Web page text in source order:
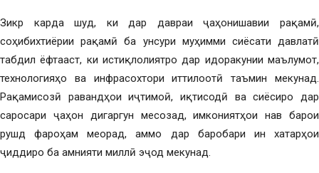
Зикр карда шуд, ки дар давраи ҷаҳонишавии рақамӣ,
соҳибихтиёрии рақамӣ ба унсури муҳимми сиёсати давлатӣ
табдил ёфтааст, ки истиқлолиятро дар идоракунии маълумот,
технологияҳо ва инфрасохтори иттилоотӣ таъмин мекунад.
Рақамисозӣ равандҳои иҷтимоӣ, иқтисодӣ ва сиёсиро дар
саросари ҷаҳон дигаргун месозад, имкониятҳои нав барои
рушд фароҳам меорад, аммо дар баробари ин хатарҳои
ҷиддиро ба амнияти миллӣ эҷод мекунад.